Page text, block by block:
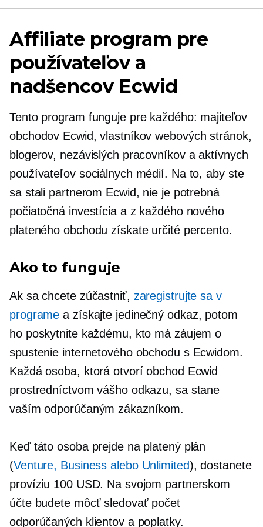
Affiliate program pre
používateľov a
nadšencov Ecwid
Tento program funguje pre každého: majiteľov
obchodov Ecwid, vlastníkov webových stránok,
blogerov, nezávislých pracovníkov a aktívnych
používateľov sociálnych médií. Na to, aby ste
sa stali partnerom Ecwid, nie je potrebná
počiatočná investícia a z každého nového
plateného obchodu získate určité percento.
Ako to funguje
Ak sa chcete zúčastniť, zaregistrujte sa v
programe a získajte jedinečný odkaz, potom
ho poskytnite každému, kto má záujem o
spustenie internetového obchodu s Ecwidom.
Každá osoba, ktorá otvorí obchod Ecwid
prostredníctvom vášho odkazu, sa stane
vaším odporúčaným zákazníkom.
Keď táto osoba prejde na platený plán
(Venture, Business alebo Unlimited), dostanete
províziu 100 USD. Na svojom partnerskom
účte budete môcť sledovať počet
odporúčaných klientov a poplatky.